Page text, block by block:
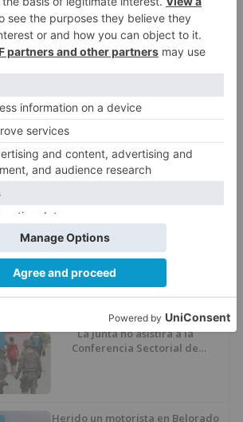
Detenidas tres personas en
Quintanar de la Sierra con
hachís, cocaína y marihuana
LO ÚLTIMO
Esperar al autobús en el HUBU es
un peligro bajo el sol
La provincia de Burgos celebra
el día de su patrón
La Junta no asistirá a la
Conferencia Sectorial de
Herido un motorista en Belorado